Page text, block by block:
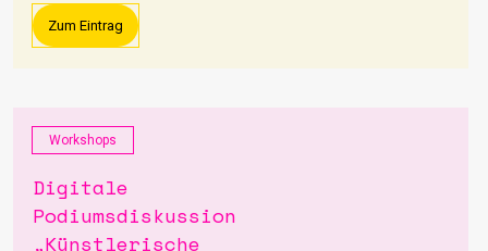
Zum Eintrag
Workshops
Digitale
Podiumsdiskussion
„Künstlerische